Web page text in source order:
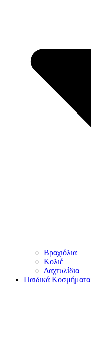
Βραχιόλια
Κολιέ
Δαχτυλίδια
Παιδικά Κοσμήματα